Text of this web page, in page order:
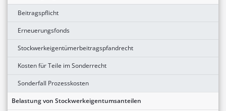
Beitragspflicht
Erneuerungsfonds
Stockwerkeigentümerbeitragspfandrecht
Kosten für Teile im Sonderrecht
Sonderfall Prozesskosten
Belastung von Stockwerkeigentumsanteilen